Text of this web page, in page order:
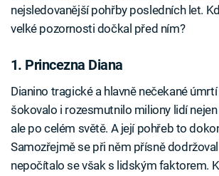
nejsledovanější pohřby posledních let.
velké pozornosti dočkal před ním?
1. Princezna Diana
Dianino tragické a hlavně nečekané
šokovalo i rozesmutnilo miliony lidí nejen
ale po celém světě. A její pohřeb to
Samozřejmě se při něm přísně
nepočítalo se však s lidským faktorem.